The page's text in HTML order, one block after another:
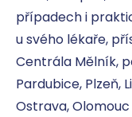
případech i
u svého lékaře,
Centrála Mělník,
Pardubice, Plzeň,
Ostrava, Olomouc